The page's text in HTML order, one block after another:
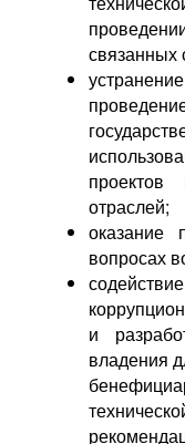
связанных
отраслей;
оказание
вопросах
и
владения